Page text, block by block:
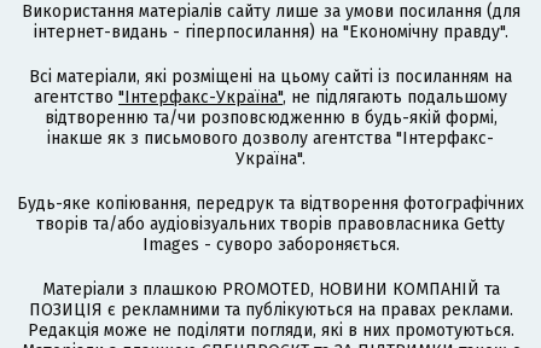
Використання матеріалів сайту лише за умови посилання (для
інтернет-видань - гіперпосилання) на "Економічну правду".
Всі матеріали, які розміщені на цьому сайті із посиланням на
агентство "Інтерфакс-Україна", не підлягають подальшому
відтворенню та/чи розповсюдженню в будь-якій формі,
інакше як з письмового дозволу агентства "Інтерфакс-
Україна".
Будь-яке копіювання, передрук та відтворення фотографічних
творів та/або аудіовізуальних творів правовласника Getty
Images - суворо забороняється.
Матеріали з плашкою PROMOTED, НОВИНИ КОМПАНІЙ та
ПОЗИЦІЯ є рекламними та публікуються на правах реклами.
Редакція може не поділяти погляди, які в них промотуються.